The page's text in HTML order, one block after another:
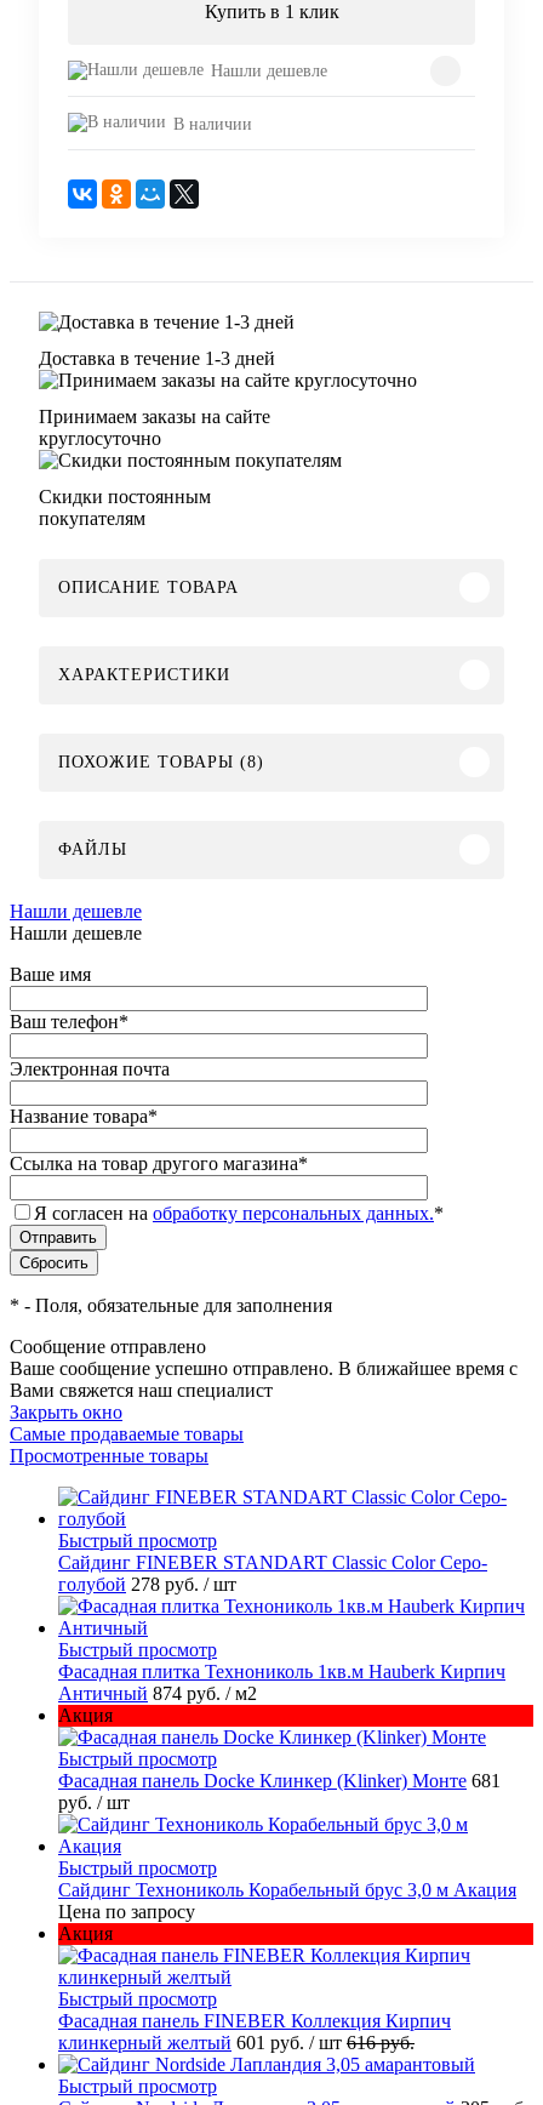
Купить в 1 клик
Нашли дешевле
В наличии
Доставка в течение 1-3 дней
Принимаем заказы на сайте
круглосуточно
Скидки постоянным
покупателям
ОПИСАНИЕ ТОВАРА
ХАРАКТЕРИСТИКИ
ПОХОЖИЕ ТОВАРЫ (8)
ФАЙЛЫ
Нашли дешевле
Нашли дешевле
Ваше имя
Ваш телефон*
Электронная почта
Название товара*
Ссылка на товар другого магазина*
Я согласен на обработку персональных данных.*
* - Поля, обязательные для заполнения
Сообщение отправлено
Ваше сообщение успешно отправлено. В ближайшее время с
Вами свяжется наш специалист
Закрыть окно
Самые продаваемые товары
Просмотренные товары
Быстрый просмотр
Cайдинг FINEBER STANDART Classic Color Серо-
голубой 278 руб. / шт
Быстрый просмотр
Фасадная плитка Технониколь 1кв.м Hauberk Кирпич
Античный 874 руб. / м2
Акция
Быстрый просмотр
Фасадная панель Docke Клинкер (Klinker) Монте 681
руб. / шт
Быстрый просмотр
Сайдинг Технониколь Корабельный брус 3,0 м Акация
Цена по запросу
Акция
Быстрый просмотр
Фасадная панель FINEBER Коллекция Кирпич
клинкерный желтый 601 руб. / шт 616 руб.
Быстрый просмотр